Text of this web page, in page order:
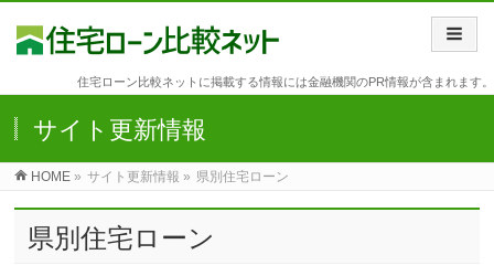
住宅ローン比較ネットに掲載する情報には金融機関のPR情報が含まれます。
サイト更新情報
HOME » サイト更新情報 » 県別住宅ローン
県別住宅ローン